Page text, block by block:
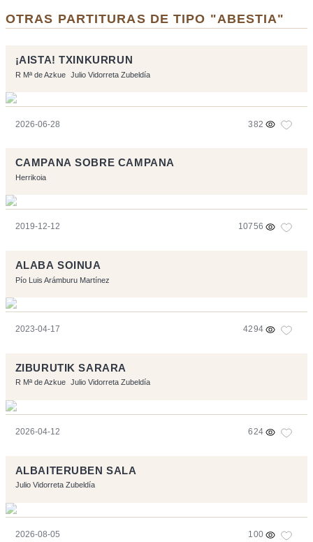
OTRAS PARTITURAS DE TIPO "ABESTIA"
¡AISTA! TXINKURRUN
R Mª de Azkue Julio Vidorreta Zubeldía
2026-06-28 382
CAMPANA SOBRE CAMPANA
Herrikoia
2019-12-12 10756
ALABA SOINUA
Pío Luis Arámburu Martínez
2023-04-17 4294
ZIBURUTIK SARARA
R Mª de Azkue Julio Vidorreta Zubeldía
2026-04-12 624
ALBAITERUBEN SALA
Julio Vidorreta Zubeldía
2026-08-05 100